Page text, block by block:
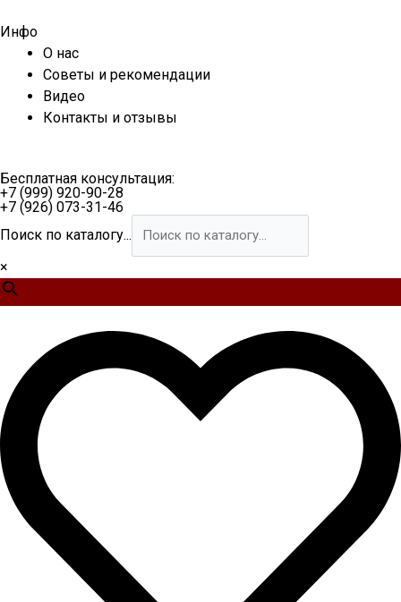
к
содержимому
Инфо
О нас
Советы и рекомендации
Видео
Контакты и отзывы
Бесплатная консультация:
+7 (999) 920-90-28
+7 (926) 073-31-46
Поиск по каталогу...
×